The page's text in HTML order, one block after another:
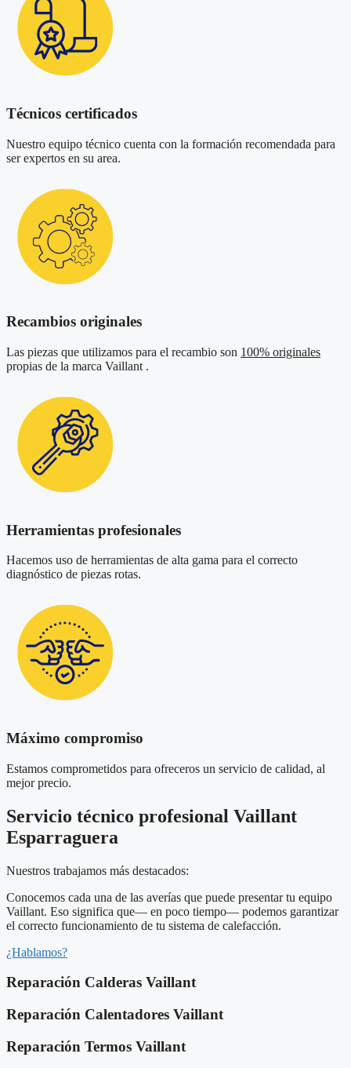
Técnicos certificados
Nuestro equipo técnico cuenta con la formación recomendada para
ser expertos en su area.
Recambios originales
Las piezas que utilizamos para el recambio son 100% originales
propias de la marca Vaillant .
Herramientas profesionales
Hacemos uso de herramientas de alta gama para el correcto
diagnóstico de piezas rotas.
Máximo compromiso
Estamos comprometidos para ofreceros un servicio de calidad, al
mejor precio.
Servicio técnico profesional Vaillant
Esparraguera
Nuestros trabajamos más destacados:
Conocemos cada una de las averías que puede presentar tu equipo
Vaillant. Eso significa que— en poco tiempo— podemos garantizar
el correcto funcionamiento de tu sistema de calefacción.
¿Hablamos?
Reparación Calderas Vaillant
Reparación Calentadores Vaillant
Reparación Termos Vaillant